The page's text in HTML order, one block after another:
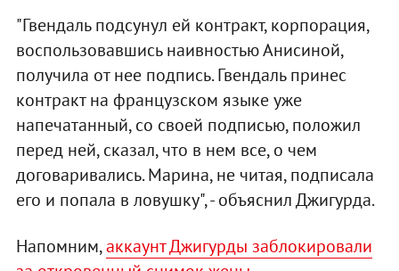
"Гвендаль подсунул ей контракт, корпорация,
воспользовавшись наивностью Анисиной,
получила от нее подпись. Гвендаль принес
контракт на французском языке уже
напечатанный, со своей подписью, положил
перед ней, сказал, что в нем все, о чем
договаривались. Марина, не читая, подписала
его и попала в ловушку", - объяснил Джигурда.
Напомним,аккаунт Джигурды заблокировали